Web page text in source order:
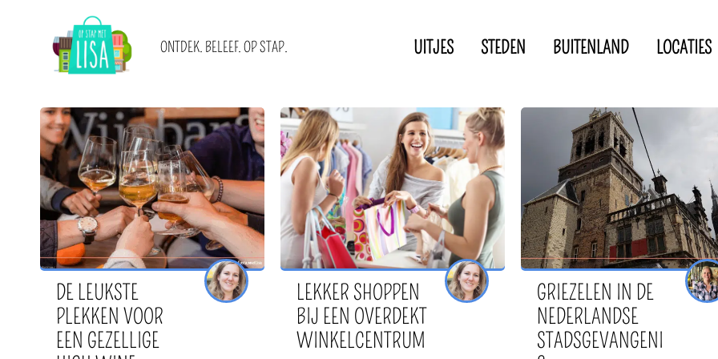
ONTDEK. BELEEF. OP STAP. UITJES STEDEN BUITENLAND LOCATIES
Blogs
Acties
Locaties
E-books en blogbundels
Over ons
Nieuwsbrief
Word (gast)blogster
Privacyverklaring
IK WIL MET IN DE BUURT VAN
DE LEUKSTE
PLEKKEN VOOR
EEN GEZELLIGE
LEKKER SHOPPEN
BIJ EEN OVERDEKT
WINKELCENTRUM
GRIEZELEN IN DE
NEDERLANDSE
STADSGEVANGENI